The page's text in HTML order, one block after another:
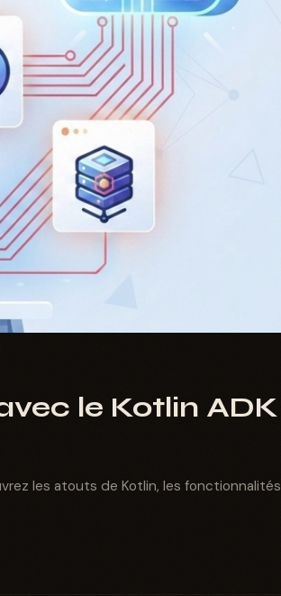
le Kotlin ADK
les atouts de Kotlin, les fonctionnalités